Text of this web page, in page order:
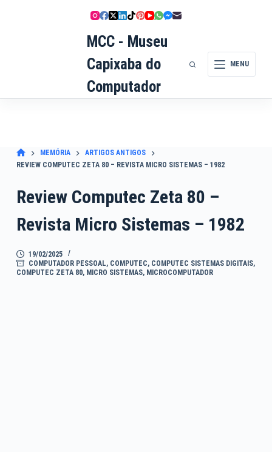
MCC - Museu
Capixaba do
Computador
MENU
MEMÓRIA
ARTIGOS ANTIGOS
REVIEW COMPUTEC ZETA 80 – REVISTA MICRO SISTEMAS – 1982
Review Computec Zeta 80 –
Revista Micro Sistemas – 1982
19/02/2025
COMPUTADOR PESSOAL, COMPUTEC, COMPUTEC SISTEMAS DIGITAIS,
COMPUTEC ZETA 80, MICRO SISTEMAS, MICROCOMPUTADOR